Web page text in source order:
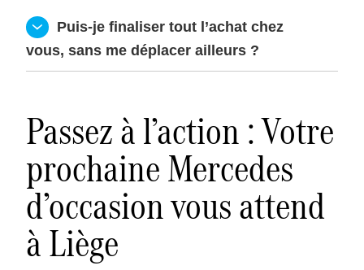
Puis-je finaliser tout l’achat chez
vous, sans me déplacer ailleurs ?
Passez à l’action : Votre
prochaine Mercedes
d’occasion vous attend
à Liège